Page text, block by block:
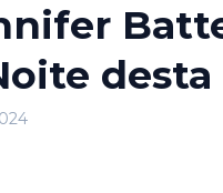
desta